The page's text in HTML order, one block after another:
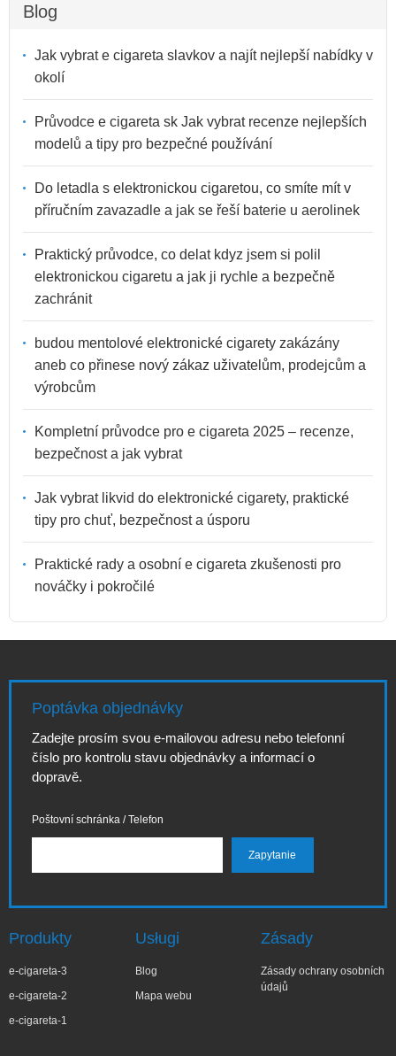
Blog
Jak vybrat e cigareta slavkov a najít nejlepší nabídky v
okolí
Průvodce e cigareta sk Jak vybrat recenze nejlepších
modelů a tipy pro bezpečné používání
Do letadla s elektronickou cigaretou, co smíte mít v
příručním zavazadle a jak se řeší baterie u aerolinek
Praktický průvodce, co delat kdyz jsem si polil
elektronickou cigaretu a jak ji rychle a bezpečně
zachránit
budou mentolové elektronické cigarety zakázány
aneb co přinese nový zákaz uživatelům, prodejcům a
výrobcům
Kompletní průvodce pro e cigareta 2025 – recenze,
bezpečnost a jak vybrat
Jak vybrat likvid do elektronické cigarety, praktické
tipy pro chuť, bezpečnost a úsporu
Praktické rady a osobní e cigareta zkušenosti pro
nováčky i pokročilé
Poptávka objednávky
Zadejte prosím svou e-mailovou adresu nebo telefonní
číslo pro kontrolu stavu objednávky a informací o
dopravě.
Poštovní schránka / Telefon
Produkty
e-cigareta-3
e-cigareta-2
e-cigareta-1
Usługi
Blog
Mapa webu
Zásady
Zásady ochrany osobních
údajů